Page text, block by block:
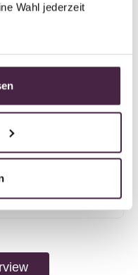
Wahl jederzeit
OG